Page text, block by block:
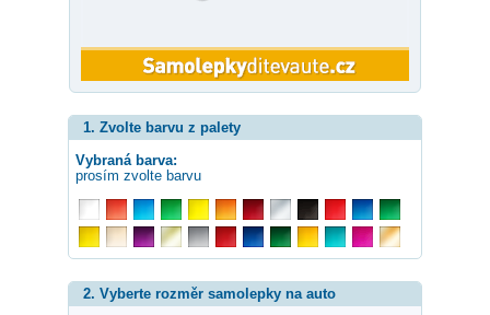
1. Zvolte barvu z palety
Vybraná barva:
prosím zvolte barvu
2. Vyberte rozměr samolepky na auto